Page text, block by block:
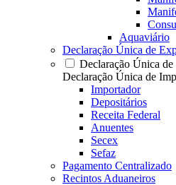
Aquaviário
Declaração Única de
Declaração Única
Declaração Única de
Importador
Depositários
Receita Federal
Anuentes
Secex
Sefaz
Pagamento Centralizado
Recintos Aduaneiros